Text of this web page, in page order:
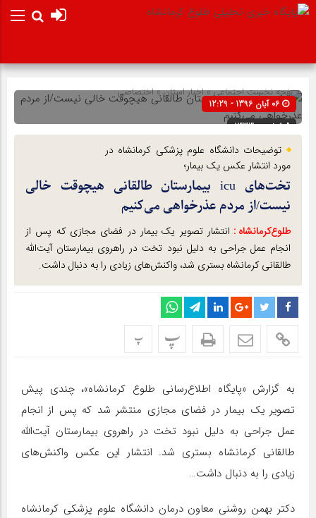
صفحه نخستاجتماعی»اخبار استان»اختصاصی
شناسه : 1333
توضیحات دانشگاه علوم پزشکی کرمانشاه در
مورد انتشار عکس یک بیمار؛
تخت‌های icu بیمارستان طالقانی هیچوقت خالی
نیست/از مردم عذرخواهی می‌کنیم
طلوع‌‌کرمانشاه : انتشار تصویر یک بیمار در فضای مجازی که پس از
انجام عمل جراحی به دلیل نبود تخت در راهروی بیمارستان آیت‌الله
طالقانی کرمانشاه بستری شد، واکنش‌های زیادی را به دنبال داشت.
پ پ
به گزارش «پایگاه اطلاع‌رسانی طلوع کرمانشاه»، چندی پیش
تصویر یک بیمار در فضای مجازی منتشر شد که پس از انجام
عمل جراحی به دلیل نبود تخت در راهروی بیمارستان آیت‌الله
طالقانی کرمانشاه بستری شد. انتشار این عکس واکنش‌های
زیادی را به دنبال داشت…
دکتر بهمن روشنی معاون درمان دانشگاه علوم پزشکی کرمانشاه